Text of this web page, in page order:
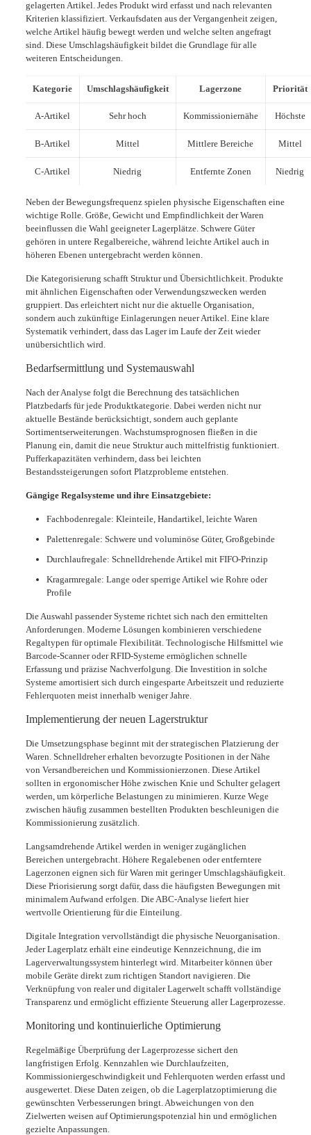
gelagerten Artikel. Jedes Produkt wird erfasst und nach relevanten
Kriterien klassifiziert. Verkaufsdaten aus der Vergangenheit zeigen,
welche Artikel häufig bewegt werden und welche selten angefragt
sind. Diese Umschlagshäufigkeit bildet die Grundlage für alle
weiteren Entscheidungen.
Kategorie Umschlagshäufigkeit Lagerzone Priorität
A-Artikel Sehr hoch Kommissioniernähe Höchste
B-Artikel Mittel Mittlere Bereiche Mittel
C-Artikel Niedrig Entfernte Zonen Niedrig
Neben der Bewegungsfrequenz spielen physische Eigenschaften eine
wichtige Rolle. Größe, Gewicht und Empfindlichkeit der Waren
beeinflussen die Wahl geeigneter Lagerplätze. Schwere Güter
gehören in untere Regalbereiche, während leichte Artikel auch in
höheren Ebenen untergebracht werden können.
Die Kategorisierung schafft Struktur und Übersichtlichkeit. Produkte
mit ähnlichen Eigenschaften oder Verwendungszwecken werden
gruppiert. Das erleichtert nicht nur die aktuelle Organisation,
sondern auch zukünftige Einlagerungen neuer Artikel. Eine klare
Systematik verhindert, dass das Lager im Laufe der Zeit wieder
unübersichtlich wird.
Bedarfsermittlung und Systemauswahl
Nach der Analyse folgt die Berechnung des tatsächlichen
Platzbedarfs für jede Produktkategorie. Dabei werden nicht nur
aktuelle Bestände berücksichtigt, sondern auch geplante
Sortimentserweiterungen. Wachstumsprognosen fließen in die
Planung ein, damit die neue Struktur auch mittelfristig funktioniert.
Pufferkapazitäten verhindern, dass bei leichten
Bestandssteigerungen sofort Platzprobleme entstehen.
Gängige Regalsysteme und ihre Einsatzgebiete:
Fachbodenregale: Kleinteile, Handartikel, leichte Waren
Palettenregale: Schwere und voluminöse Güter, Großgebinde
Durchlaufregale: Schnelldrehende Artikel mit FIFO-Prinzip
Kragarmregale: Lange oder sperrige Artikel wie Rohre oder
Profile
Die Auswahl passender Systeme richtet sich nach den ermittelten
Anforderungen. Moderne Lösungen kombinieren verschiedene
Regaltypen für optimale Flexibilität. Technologische Hilfsmittel wie
Barcode-Scanner oder RFID-Systeme ermöglichen schnelle
Erfassung und präzise Nachverfolgung. Die Investition in solche
Systeme amortisiert sich durch eingesparte Arbeitszeit und reduzierte
Fehlerquoten meist innerhalb weniger Jahre.
Implementierung der neuen Lagerstruktur
Die Umsetzungsphase beginnt mit der strategischen Platzierung der
Waren. Schnelldreher erhalten bevorzugte Positionen in der Nähe
von Versandbereichen und Kommissionierzonen. Diese Artikel
sollten in ergonomischer Höhe zwischen Knie und Schulter gelagert
werden, um körperliche Belastungen zu minimieren. Kurze Wege
zwischen häufig zusammen bestellten Produkten beschleunigen die
Kommissionierung zusätzlich.
Langsamdrehende Artikel werden in weniger zugänglichen
Bereichen untergebracht. Höhere Regalebenen oder entferntere
Lagerzonen eignen sich für Waren mit geringer Umschlagshäufigkeit.
Diese Priorisierung sorgt dafür, dass die häufigsten Bewegungen mit
minimalem Aufwand erfolgen. Die ABC-Analyse liefert hier
wertvolle Orientierung für die Einteilung.
Digitale Integration vervollständigt die physische Neuorganisation.
Jeder Lagerplatz erhält eine eindeutige Kennzeichnung, die im
Lagerverwaltungssystem hinterlegt wird. Mitarbeiter können über
mobile Geräte direkt zum richtigen Standort navigieren. Die
Verknüpfung von realer und digitaler Lagerwelt schafft vollständige
Transparenz und ermöglicht effiziente Steuerung aller Lagerprozesse.
Monitoring und kontinuierliche Optimierung
Regelmäßige Überprüfung der Lagerprozesse sichert den
langfristigen Erfolg. Kennzahlen wie Durchlaufzeiten,
Kommissioniergeschwindigkeit und Fehlerquoten werden erfasst und
ausgewertet. Diese Daten zeigen, ob die Lagerplatzoptimierung die
gewünschten Verbesserungen bringt. Abweichungen von den
Zielwerten weisen auf Optimierungspotenzial hin und ermöglichen
gezielte Anpassungen.